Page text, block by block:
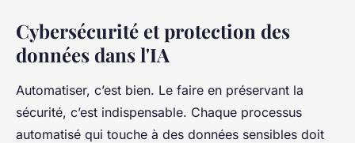
Cybersécurité et protection des
données dans l'IA
Automatiser, c’est bien. Le faire en préservant la
sécurité, c’est indispensable. Chaque processus
automatisé qui touche à des données sensibles doit